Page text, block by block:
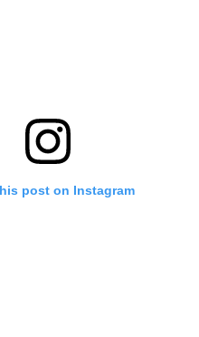
post on Instagram